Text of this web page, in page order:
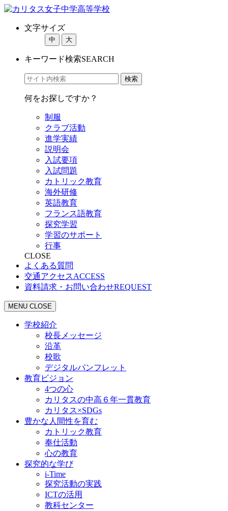
文字サイズ
中 大
キーワード検索SEARCH
何をお探しですか？
制服
クラブ活動
進学実績
説明会
入試要項
入試問題
カトリック教育
海外研修
英語教育
フランス語教育
探究学習
学習のサポート
行事
CLOSE
よくある質問
交通アクセスACCESS
資料請求・お問い合わせREQUEST
MENU CLOSE
学校紹介
校長メッセージ
沿革
校歌
デジタルパンフレット
教育ビジョン
4つの心
カリタスの中高６年一貫教育
カリタス×SDGs
豊かな人間性を育む
カトリック教育
奉仕活動
心の教育
探究的な学び
i-Time
探究活動の実践
ICTの活用
教科センター